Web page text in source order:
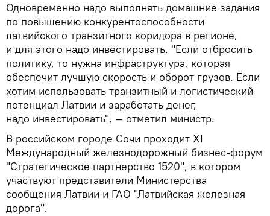
Одновременно надо выполнять домашние задания
по повышению конкурентоспособности
латвийского транзитного коридора в регионе,
и для этого надо инвестировать. "Если отбросить
политику, то нужна инфраструктура, которая
обеспечит лучшую скорость и оборот грузов. Если
хотим использовать транзитный и логистический
потенциал Латвии и заработать денег,
надо инвестировать", — отметил министр.
В российском городе Сочи проходит XI
Международный железнодорожный бизнес-форум
"Стратегическое партнерство 1520", в котором
участвуют представители Министерства
сообщения Латвии и ГАО "Латвийская железная
дорога".